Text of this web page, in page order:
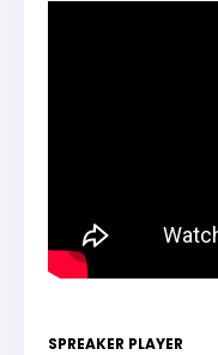
SPREAKER PLAYER